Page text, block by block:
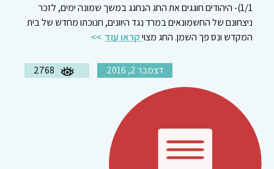
1/1)- היהודים חוגגים את החג הנחגג במשך שמונה ימים, לזכר
ניצחונם של החשמונאים במרד נגד היוונים, חנוכתו מחדש של בית
המקדש ונס פך השמן. החג מצויקראו עוד
דצמבר 2, 2016 2768